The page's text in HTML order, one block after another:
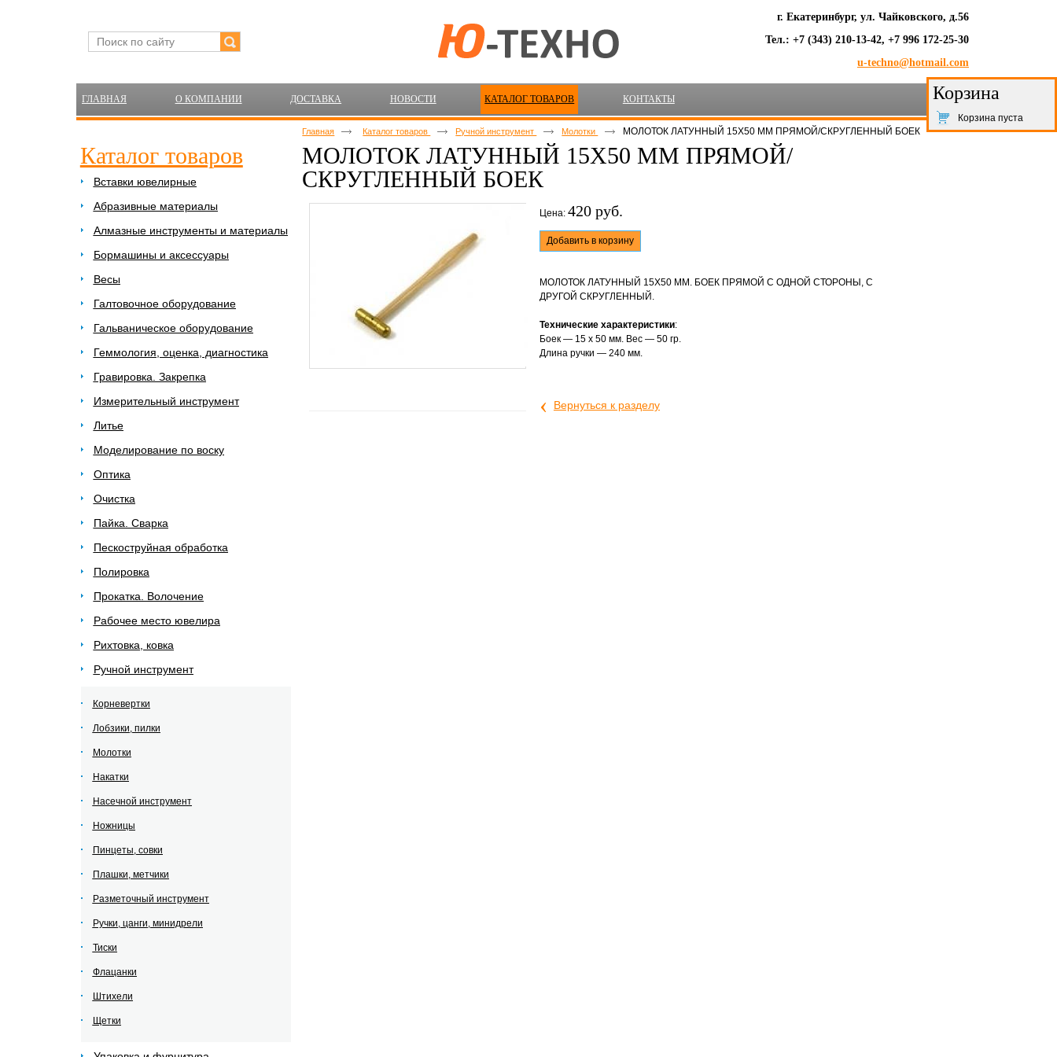
г. Екатеринбург, ул. Чайковского, д.56
Тел.: +7 (343) 210-13-42, +7 996 172-25-30
u-techno@hotmail.com
ГЛАВНАЯ О КОМПАНИИ ДОСТАВКА НОВОСТИ КАТАЛОГ ТОВАРОВ КОНТАКТЫ
Каталог товаров
Вставки ювелирные
Абразивные материалы
Алмазные инструменты и материалы
Бормашины и аксессуары
Весы
Галтовочное оборудование
Гальваническое оборудование
Геммология, оценка, диагностика
Гравировка. Закрепка
Измерительный инструмент
Литье
Моделирование по воску
Оптика
Очистка
Пайка. Сварка
Пескоструйная обработка
Полировка
Прокатка. Волочение
Рабочее место ювелира
Рихтовка, ковка
Ручной инструмент
Корневертки
Лобзики, пилки
Молотки
Накатки
Насечной инструмент
Ножницы
Пинцеты, совки
Плашки, метчики
Разметочный инструмент
Ручки, цанги, минидрели
Тиски
Флацанки
Штихели
Щетки
Корзина
Корзина пуста
Главная Каталог товаров Ручной инструмент Молотки МОЛОТОК ЛАТУННЫЙ 15Х50 ММ ПРЯМОЙ/СКРУГЛЕННЫЙ БОЕК
МОЛОТОК ЛАТУННЫЙ 15Х50 ММ ПРЯМОЙ/
СКРУГЛЕННЫЙ БОЕК
Цена: 420 руб.
Добавить в корзину
МОЛОТОК ЛАТУННЫЙ 15Х50 ММ. БОЕК ПРЯМОЙ С ОДНОЙ СТОРОНЫ, С
ДРУГОЙ СКРУГЛЕННЫЙ.
Технические характеристики:
Боек — 15 х 50 мм. Вес — 50 гр.
Длина ручки — 240 мм.
‹ Вернуться к разделу